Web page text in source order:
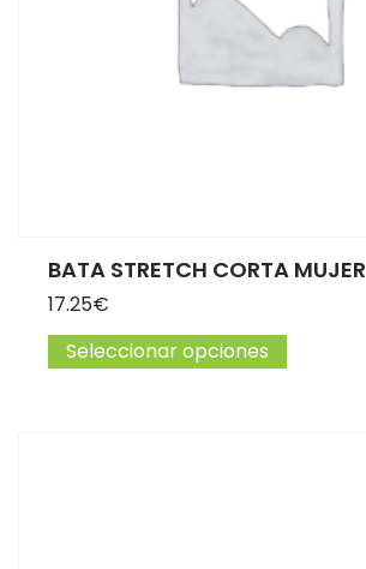
BATA STRETCH CORTA MUJER
17.25€
Seleccionar opciones